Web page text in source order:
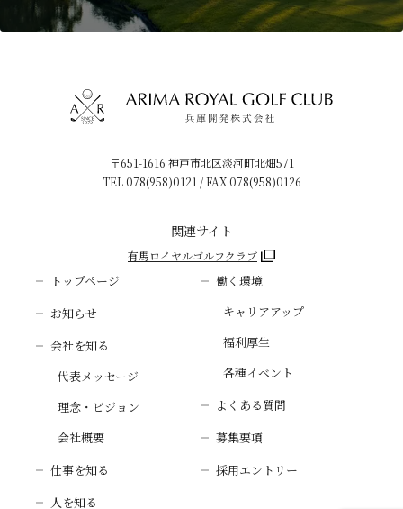
〒651-1616 神戸市北区淡河町北畑571
TEL 078(958)0121 / FAX 078(958)0126
関連サイト
有馬ロイヤルゴルフクラブ
トップページ
お知らせ
会社を知る
代表メッセージ
理念・ビジョン
会社概要
仕事を知る
人を知る
働く環境
キャリアアップ
福利厚生
各種イベント
よくある質問
募集要項
採用エントリー